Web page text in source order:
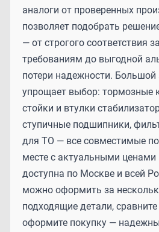
аналоги от проверенных
позволяет подобрать
— от строгого соответствия
требованиям до выгодной
потери надежности. Большой
упрощает выбор: тормозные
стойки и втулки
ступичные подшипники,
для ТО — все совместимые
месте с актуальными
доступна по Москве и всей
можно оформить за
подходящие детали,
оформите покупку —